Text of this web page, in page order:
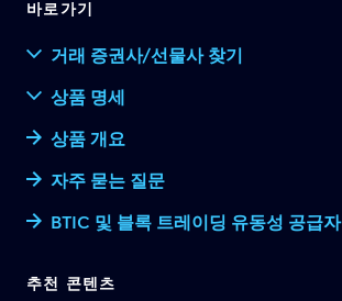
바로가기
거래 증권사/선물사 찾기
상품 명세
상품 개요
자주 묻는 질문
BTIC 및 블록 트레이딩 유동성 공급자
추천 콘텐츠